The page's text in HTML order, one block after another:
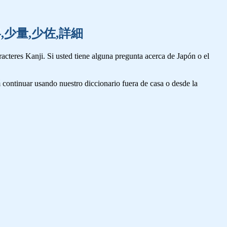
量,少佐,詳細
Kanji. Si usted tiene alguna pregunta acerca de Japón o el
continuar usando nuestro diccionario fuera de casa o desde la